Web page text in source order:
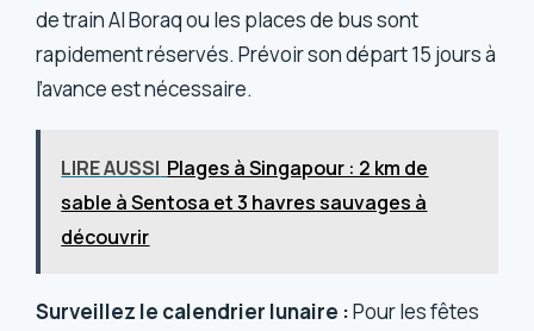
de train Al Boraq ou les places de bus sont
rapidement réservés. Prévoir son départ 15 jours à
l’avance est nécessaire.
LIRE AUSSI Plages à Singapour : 2 km de
sable à Sentosa et 3 havres sauvages à
découvrir
Surveillez le calendrier lunaire :Pour les fêtes